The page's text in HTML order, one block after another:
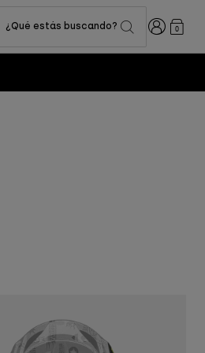
¿Qué estás buscando? Iniciar0